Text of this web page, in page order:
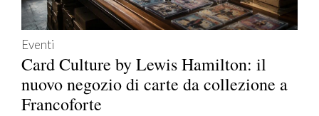
Eventi
Card Culture by Lewis Hamilton: il
nuovo negozio di carte da collezione a
Francoforte